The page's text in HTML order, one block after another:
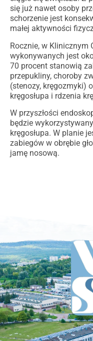
się już nawet osoby
schorzenie jest
małej aktywności
Rocznie, w Klinicznym
wykonywanych jest
70 procent stanowią
przepukliny, choroby
(stenozy, kręgozmyki)
kręgosłupa i rdzenia
W przyszłości
będzie
kręgosłupa. W planie
zabiegów w obrębie
jamę nosową.